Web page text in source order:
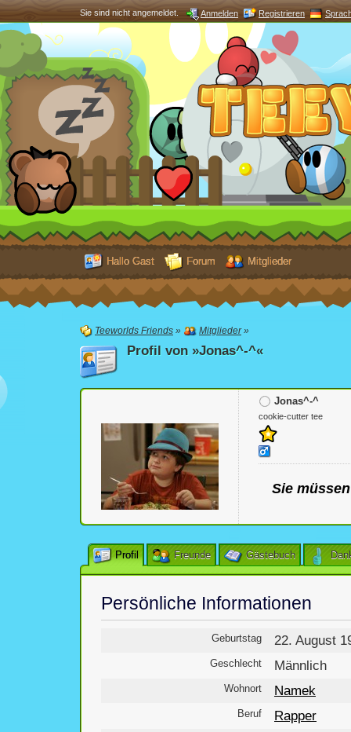
Sie sind nicht angemeldet. Anmelden Registrieren
Hallo Gast Forum Mitglieder
Teeworlds Friends » Mitglieder»
Profil von »Jonas^-^«
Jonas^-^
cookie-cutter tee
Sie
Profil Freunde Gästebuch
Persönliche Informationen
Geburtstag 22. August
Geschlecht Männlich
Wohnort Namek
Beruf Rapper